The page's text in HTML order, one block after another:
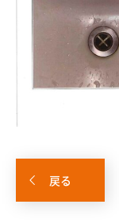
戻る